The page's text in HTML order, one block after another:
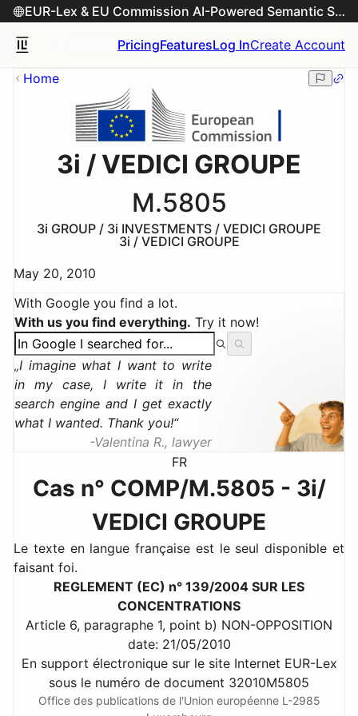
EUR-Lex & EU Commission AI-Powered Semantic Search Engine
PricingFeaturesLog InCreate Account
Home
3i / VEDICI GROUPE
M.5805
3i GROUP / 3i INVESTMENTS / VEDICI GROUPE
3i / VEDICI GROUPE
May 20, 2010
With Google you find a lot.
With us you find everything. Try it now!
I imagine what I want to write
in my case, I write it in the
search engine and I get exactly
what I wanted. Thank you!
Valentina R., lawyer
FR
Cas n° COMP/M.5805 - 3i/
VEDICI GROUPE
Le texte en langue française est le seul disponible et
faisant foi.
REGLEMENT (EC) n° 139/2004 SUR LES
CONCENTRATIONS
Article 6, paragraphe 1, point b) NON-OPPOSITION
date: 21/05/2010
En support électronique sur le site Internet EUR-Lex
sous le numéro de document 32010M5805
Office des publications de l'Union européenne L-2985